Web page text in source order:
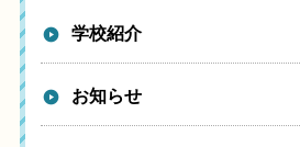
学校紹介
お知らせ